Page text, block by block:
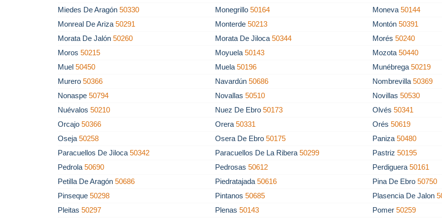
Miedes De Aragón 50330 Monegrillo50164 Moneva50144
Monreal De Ariza 50291 Monterde50213 Montón50391
Morata De Jalón 50260 Morata De Jiloca50344 Morés50240
Moros 50215 Moyuela50143 Mozota50440
Muel 50450 Muela50196 Munébrega50219
Murero 50366 Navardún50686 Nombrevilla50369
Nonaspe 50794 Novallas50510 Novillas50530
Nuévalos 50210 Nuez De Ebro50173 Olvés50341
Orcajo 50366 Orera50331 Orés50619
Oseja 50258 Osera De Ebro50175 Paniza50480
Paracuellos De Jiloca 50342 Paracuellos De La Ribera50299 Pastriz50195
Pedrola 50690 Pedrosas50612 Perdiguera50161
Petilla De Aragón 50686 Piedratajada50616 Pina De Ebro50750
Pinseque 50298 Pintanos50685 Plasencia De Jalon
Pleitas 50297 Plenas50143 Pomer50259